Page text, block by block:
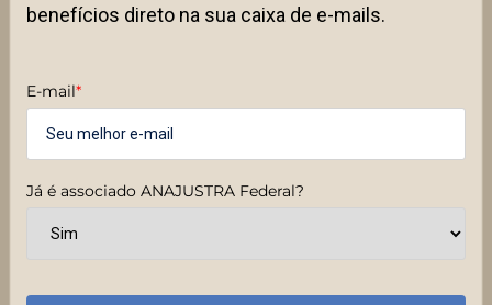
benefícios direto na sua caixa de e-mails.
E-mail*
Já é associado ANAJUSTRA Federal?